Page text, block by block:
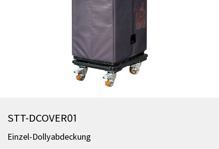
STT-DCOVER01
Einzel-Dollyabdeckung